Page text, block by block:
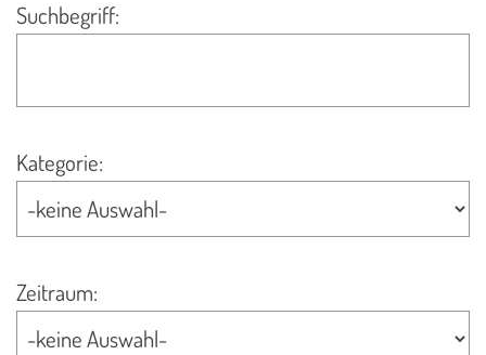
Suchbegriff:
Kategorie:
Zeitraum: